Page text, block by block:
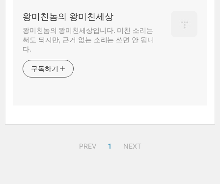
왕미친놈의 왕미친세상
왕미친놈의 왕미친세상입니다. 미친 소리는
써도 되지만, 근거 없는 소리는 쓰면 안 됩니
다.
구독하기
PREV 1 NEXT